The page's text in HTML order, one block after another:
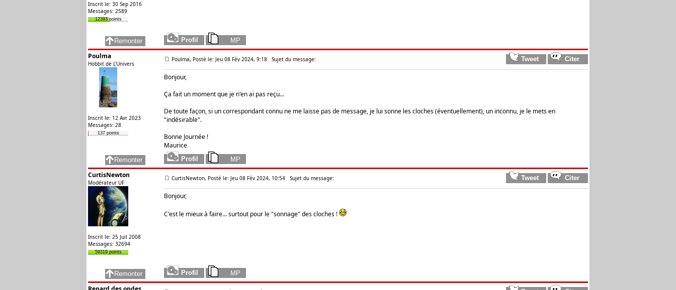
Inscrit le: 30 Sep 2016
Messages: 2589
12393 points
Poulma
Hobbit de L'Univers
Inscrit le: 12 Avr 2023
Messages: 28
137 points
Poulma, Posté le: Jeu 08 Fév 2024, 9:18 Sujet du message:
Bonjour,
Ça fait un moment que je n'en ai pas reçu...
De toute façon, si un correspondant connu ne me laisse pas de message, je lui sonne les cloches (éventuellement), un inconnu, je le mets en
"indésirable".
Bonne Journée !
Maurice
CurtisNewton
Modérateur UF
Inscrit le: 25 Juil 2008
Messages: 32694
59319 points
CurtisNewton, Posté le: Jeu 08 Fév 2024, 10:54 Sujet du message:
Bonjour,
C'est le mieux à faire... surtout pour le "sonnage" des cloches !